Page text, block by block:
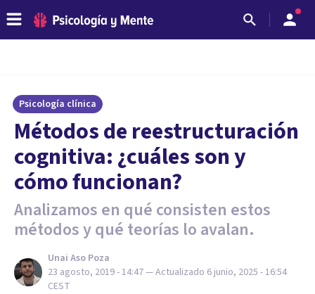
Psicología clínica
Métodos de reestructuración
cognitiva: ¿cuáles son y
cómo funcionan?
Analizamos en qué consisten estos
métodos y qué teorías lo avalan.
Unai Aso Poza
23 agosto, 2019 - 14:47— Actualizado 6 junio, 2025 - 16:54
CEST